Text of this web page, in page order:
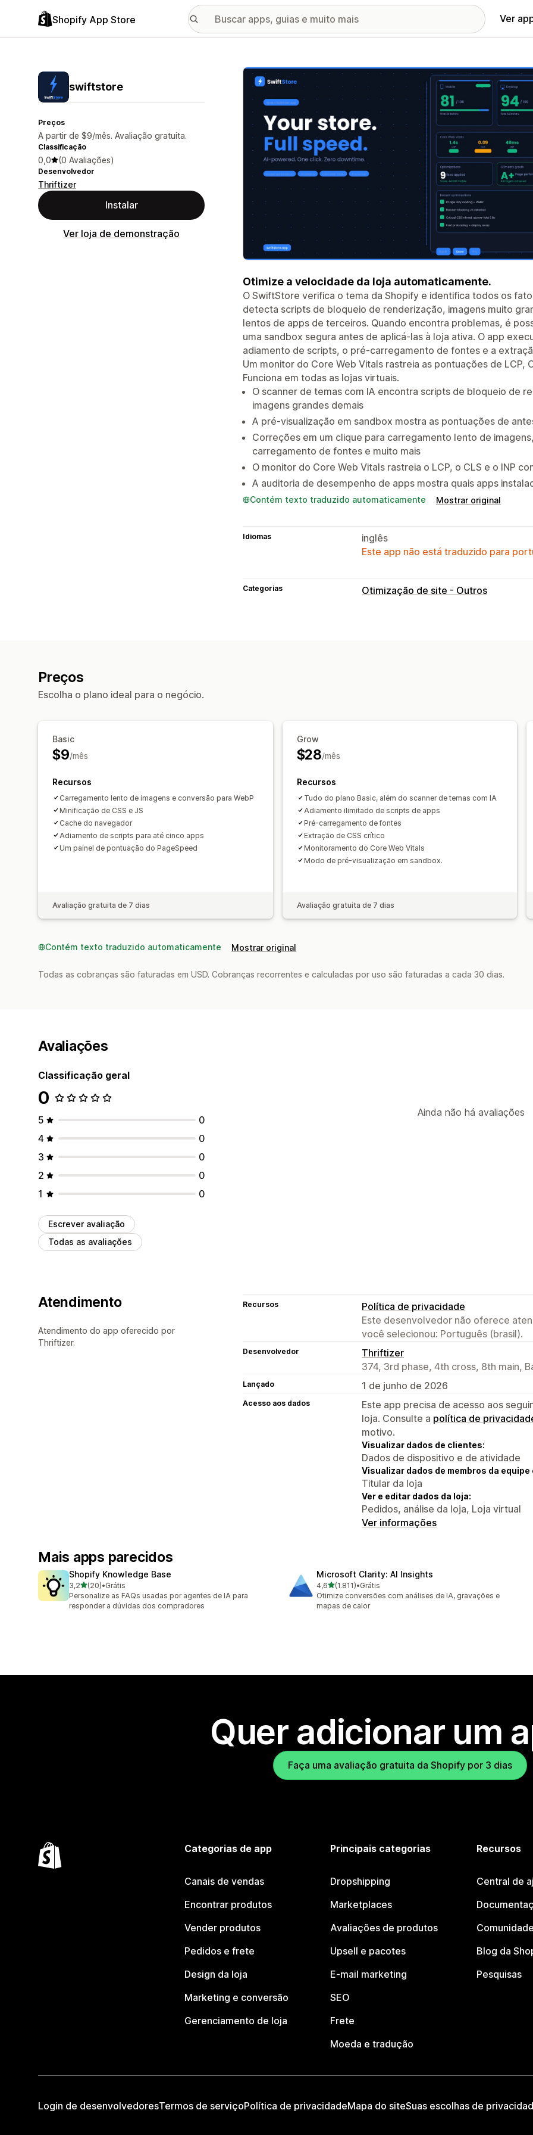
Shopify App Store Ver
swiftstore
Preços
A partir de $9/mês. Avaliação gratuita.
Classificação
0,0 (0 Avaliações)
Desenvolvedor
Thriftizer
Instalar
Ver loja de demonstração
Galeria de imagens em destaque
Otimize a velocidade da loja automaticamente.
O SwiftStore verifica o tema da Shopify e identifica todos os
detecta scripts de bloqueio de renderização, imagens muito
lentos de apps de terceiros. Quando encontra problemas, é
uma sandbox segura antes de aplicá-las à loja ativa. O app
adiamento de scripts, o pré-carregamento de fontes e a
Um monitor do Core Web Vitals rastreia as pontuações de LCP,
Funciona em todas as lojas virtuais.
O scanner de temas com IA encontra scripts de bloqueio de
imagens grandes demais
A pré-visualização em sandbox mostra as pontuações de
Correções em um clique para carregamento lento de
carregamento de fontes e muito mais
O monitor do Core Web Vitals rastreia o LCP, o CLS e o INP
A auditoria de desempenho de apps mostra quais apps
Contém texto traduzido automaticamente Mostrar original
Idiomas
inglês
Este app não está traduzido para
Categorias Otimização de site - Outros
Preços
Escolha o plano ideal para o negócio.
Basic
$9/mês
Recursos
Carregamento lento de imagens e conversão para WebP
Minificação de CSS e JS
Cache do navegador
Adiamento de scripts para até cinco apps
Um painel de pontuação do PageSpeed
Avaliação gratuita de 7 dias
Grow
$28/mês
Recursos
Tudo do plano Basic, além do scanner de temas com IA
Adiamento ilimitado de scripts de apps
Pré-carregamento de fontes
Extração de CSS crítico
Monitoramento do Core Web Vitals
Modo de pré-visualização em sandbox.
Avaliação gratuita de 7 dias
Contém texto traduzido automaticamente Mostrar original
Todas as cobranças são faturadas em USD. Cobranças recorrentes e calculadas por uso são faturadas a cada 30 dias.
Avaliações
Classificação geral
0
5
0
4
0
3
0
2
0
1
0
Escrever avaliação
Todas as avaliações
Ainda não há avaliações
Atendimento
Atendimento do app oferecido por
Thriftizer.
Recursos
Política de privacidade
Este desenvolvedor não oferece
você selecionou: Português (brasil).
Desenvolvedor
Thriftizer
374, 3rd phase, 4th cross, 8th main,
Lançado 1 de junho de 2026
Acesso aos dados
Este app precisa de acesso aos
loja. Consulte a política de
motivo.
Visualizar dados de clientes:
Dados de dispositivo e de atividade
Visualizar dados de membros da
Titular da loja
Ver e editar dados da loja:
Pedidos, análise da loja, Loja virtual
Ver informações
Mais apps parecidos
Shopify Knowledge Base
3,2de 5 estrelas
(20)
20 avaliações ao todo
•Grátis
Personalize as FAQs usadas por agentes de IA para
responder a dúvidas dos compradores
Microsoft Clarity: AI Insights
4,6de 5 estrelas
(1.811)
1811 avaliações ao todo
•Grátis
Otimize conversões com análises de IA, gravações e
mapas de calor
Quer adicionar um
Faça uma avaliação gratuita da Shopify por 3 dias
Categorias de app
Canais de vendas
Encontrar produtos
Vender produtos
Pedidos e frete
Design da loja
Marketing e conversão
Gerenciamento de loja
Principais categorias
Dropshipping
Marketplaces
Avaliações de produtos
Upsell e pacotes
E-mail marketing
SEO
Frete
Moeda e tradução
Recursos
Central de
Blog da
Pesquisas
Login de desenvolvedoresTermos de serviçoPolítica de privacidadeMapa do siteSuas escolhas de